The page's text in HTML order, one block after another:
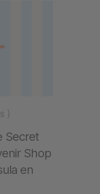
)
Secret
Shop
en